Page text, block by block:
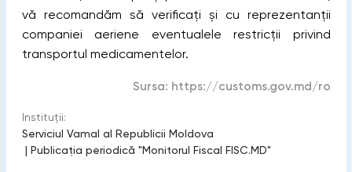
vă recomandăm să verificați și cu reprezentanții
companiei aeriene eventualele restricții privind
transportul medicamentelor.
Sursa: https://customs.gov.md/ro
Instituții:
Serviciul Vamal al Republicii Moldova
| Publicaţia periodică "Monitorul Fiscal FISC.MD"